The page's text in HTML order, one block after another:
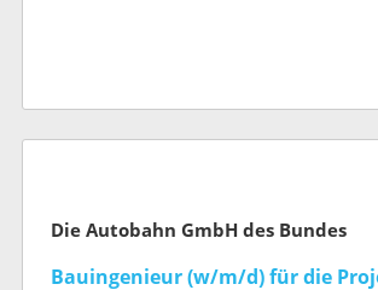
Die Autobahn GmbH des Bundes
Bauingenieur (w/m/d) für die